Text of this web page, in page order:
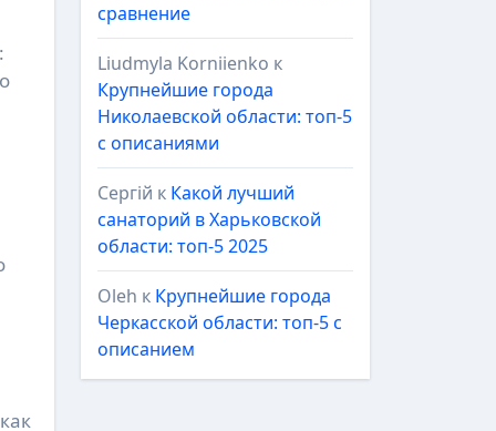
сравнение
Liudmyla Korniienko к
Крупнейшие города
Николаевской области: топ-5
с описаниями
Сергій к Какой лучший
санаторий в Харьковской
области: топ-5 2025
Oleh к Крупнейшие города
Черкасской области: топ-5 с
описанием